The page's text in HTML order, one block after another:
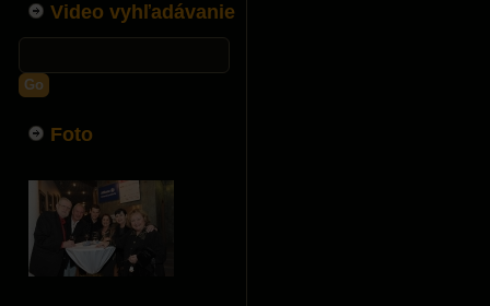
Video vyhľadávanie
Go
Foto